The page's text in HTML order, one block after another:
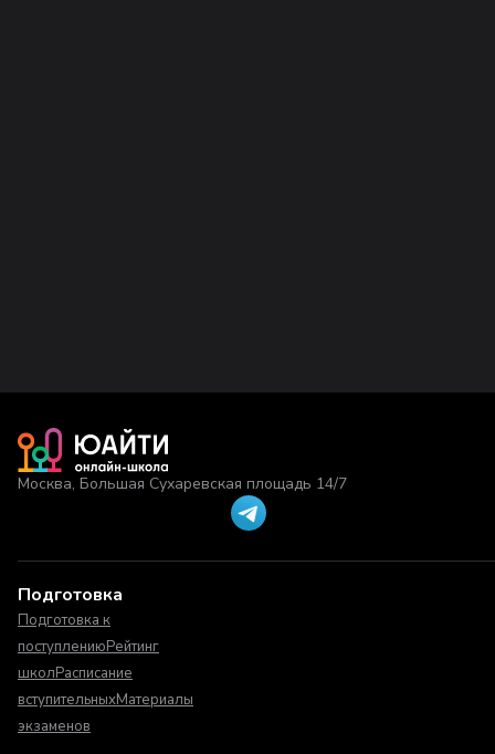
Москва, Большая Сухаревская площадь 14/7
Подготовка
Подготовка к
поступлениюРейтинг
школРасписание
вступительныхМатериалы
экзаменов